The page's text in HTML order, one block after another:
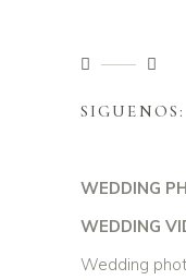
SIGUENOS:
WEDDING
WEDDING
Wedding